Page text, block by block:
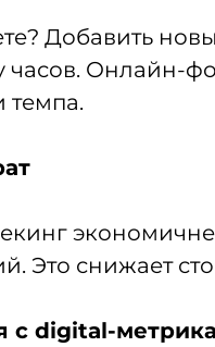
Добавить
часов. Онлайн-
темпа.
Это снижает
с digital-